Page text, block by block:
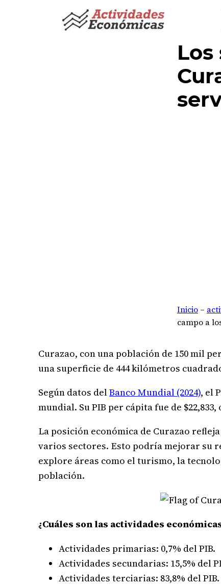
Inicio –
campo a
Curazao, con una población de 150 mil
una superficie de 444 kilómetros
Según datos delBanco Mundial (2024), el
mundial. Su PIB per cápita fue de
La posición económica de Curazao
varios sectores. Esto podría mejorar su
explore áreas como el turismo, la
población.
¿Cuáles son las actividades
Actividades primarias: 0,7% del PIB.
Actividades secundarias: 15,5% del
Actividades terciarias: 83,8% del PIB.